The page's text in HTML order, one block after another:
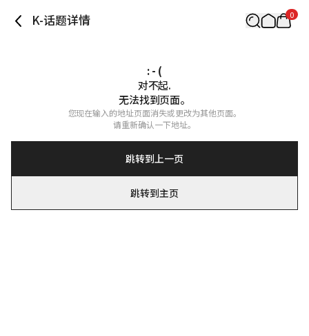
K-话题详情 0
: - (
对不起.
无法找到页面。
您现在输入的地址页面消失或更改为其他页面。
请重新确认一下地址。
跳转到上一页
跳转到主页